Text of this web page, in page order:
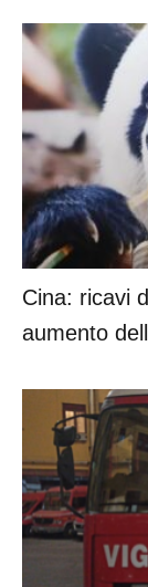
Cina: ricavi
aumento